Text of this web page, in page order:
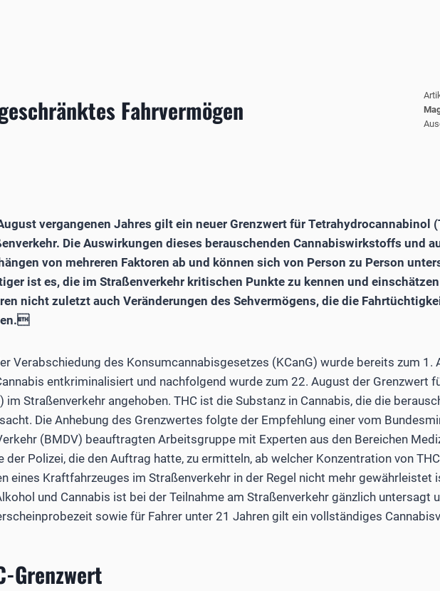
Fahrvermögen
vergangenen Jahres gilt ein neuer Grenzwert für Tetrahydrocannabinol
Die Auswirkungen dieses berauschenden Cannabiswirkstoffs und
von mehreren Faktoren ab und können sich von Person zu Person
ist es, die im Straßenverkehr kritischen Punkte zu kennen und
nicht zuletzt auch Veränderungen des Sehvermögens, die die
Verabschiedung des Konsumcannabisgesetzes (KCanG) wurde bereits zum 1.
entkriminalisiert und nachfolgend wurde zum 22. August der Grenzwert
im Straßenverkehr angehoben. THC ist die Substanz in Cannabis, die die
Die Anhebung des Grenzwertes folgte der Empfehlung einer vom
(BMDV) beauftragten Arbeitsgruppe mit Experten aus den Bereichen
der Polizei, die den Auftrag hatte, zu ermitteln, ab welcher Konzentration von
eines Kraftfahrzeuges im Straßenverkehr in der Regel nicht mehr gewährleistet
und Cannabis ist bei der Teilnahme am Straßenverkehr gänzlich untersagt
sowie für Fahrer unter 21 Jahren gilt ein vollständiges
Grenzwert